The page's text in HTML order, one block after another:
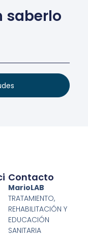
saberlo
Contacto
MarioLAB
TRATAMIENTO,
REHABILITACIÓN Y
EDUCACIÓN
SANITARIA